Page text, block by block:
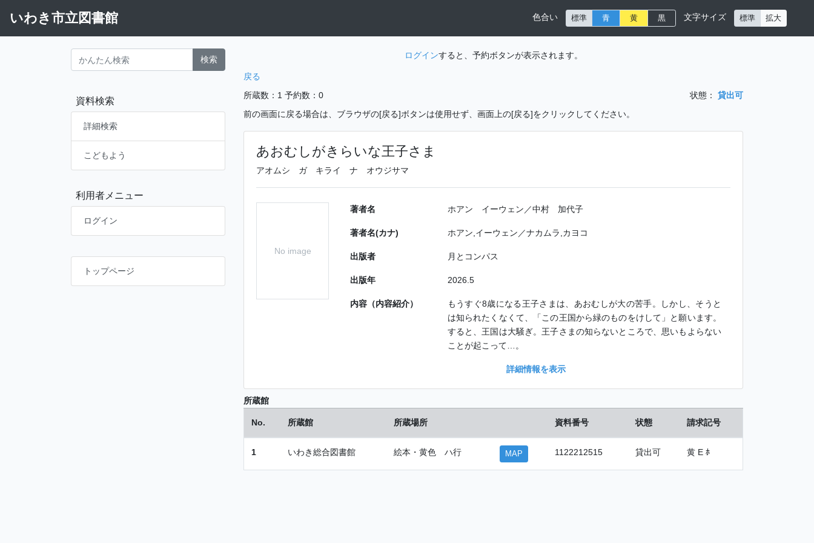
いわき市立図書館 色合い 標準 青 黄 黒 文字サイズ 標準 拡大
検索
資料検索
詳細検索
こどもよう
利用者メニュー
ログイン
トップページ
ログインすると、予約ボタンが表示されます。
戻る
所蔵数：1 予約数：0 状態：
貸出可
前の画面に戻る場合は、ブラウザの[戻る]ボタンは使用せず、画面上の[戻る]をクリックしてください。
あおむしがきらいな王子さま
アオムシ ガ キライ ナ オウジサマ
No image
著者名 ホアン イーウェン／中村 加代子
著者名(カナ) ホアン,イーウェン／ナカムラ,カヨコ
出版者 月とコンパス
出版年 2026.5
内容（内容紹介）
もうすぐ8歳になる王子さまは、あおむしが大の苦手。しかし、そうと
は知られたくなくて、「この王国から緑のものをけして」と願います。
すると、王国は大騒ぎ。王子さまの知らないところで、思いもよらない
ことが起こって…。
詳細情報を表示
所蔵館
No. 所蔵館 所蔵場所 資料番号 状態 請求記号
1 いわき総合図書館 絵本・黄色 ハ行 MAP 1122212515 貸出可 黄 E ﾎ